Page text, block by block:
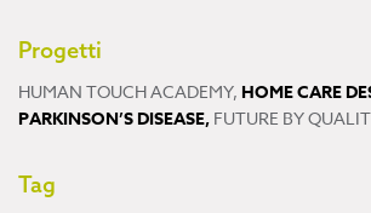
Progetti
HUMAN TOUCH ACADEMY, HOME CARE
PARKINSON’S DISEASE, FUTURE BY
Tag